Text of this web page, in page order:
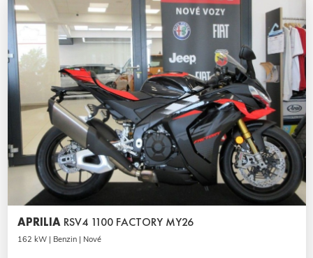
APRILIA RSV4 1100 FACTORY MY26
162 kW | Benzin | Nové